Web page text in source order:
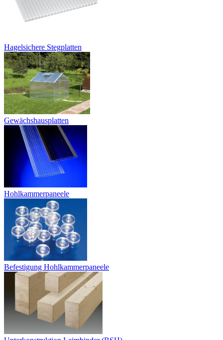
Hagelsichere Stegplatten
Gewächshausplatten
Hohlkammerpaneele
Befestigung Hohlkammerpaneele